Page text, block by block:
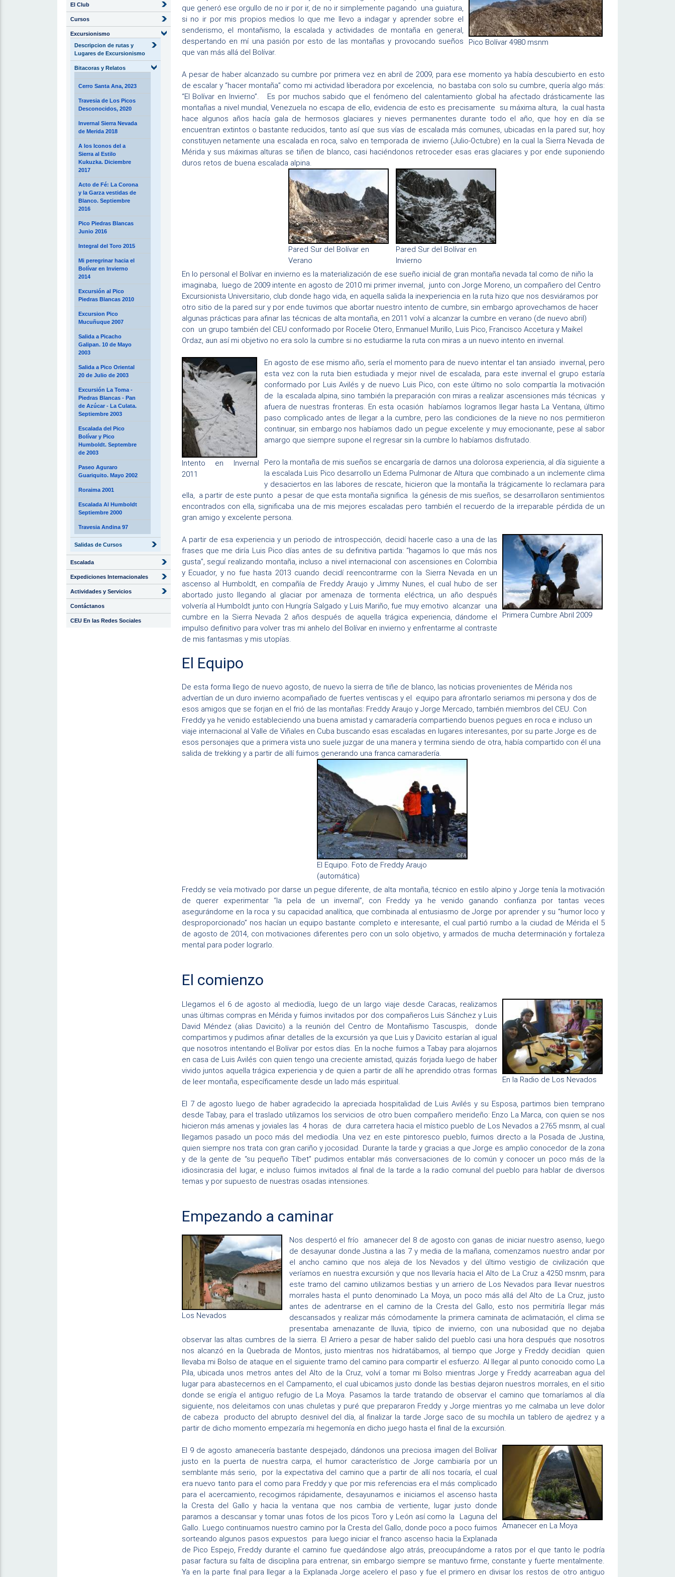
El Club
Cursos
Excursionismo
Descripcion de rutas y
Lugares de Excursionismo
Bitacoras y Relatos
Cerro Santa Ana, 2023
Travesia de Los Picos
Desconocidos, 2020
Invernal Sierra Nevada
de Merida 2018
A los Iconos del a
Sierra al Estilo
Kukuzka. Diciembre
2017
Acto de Fé: La Corona
y la Garza vestidas de
Blanco. Septiembre
2016
Pico Piedras Blancas
Junio 2016
Integral del Toro 2015
Mi peregrinar hacia el
Bolívar en Invierno
2014
Excursión al Pico
Piedras Blancas 2010
Excursion Pico
Mucuñuque 2007
Salida a Picacho
Galipan. 10 de Mayo
2003
Salida a Pico Oriental
20 de Julio de 2003
Excursión La Toma -
Piedras Blancas - Pan
de Azúcar - La Culata.
Septiembre 2003
Escalada del Pico
Bolívar y Pico
Humboldt. Septembre
de 2003
Paseo Aguraro
Guariquito. Mayo 2002
Roraima 2001
Escalada Al Humboldt
Septiembre 2000
Travesia Andina 97
Salidas de Cursos
Escalada
Expediciones Internacionales
Actividades y Servicios
Contáctanos
CEU En las Redes Sociales
Pico Bolívar 4980 msnm
que generó ese orgullo de no ir por ir, de no ir simplemente pagando una guiatura,
si no ir por mis propios medios lo que me llevo a indagar y aprender sobre el
senderismo, el montañismo, la escalada y actividades de montaña en general,
despertando en mí una pasión por esto de las montañas y provocando sueños
que van más allá del Bolívar.
A pesar de haber alcanzado su cumbre por primera vez en abril de 2009, para ese momento ya había descubierto en esto
de escalar y “hacer montaña” como mi actividad liberadora por excelencia, no bastaba con solo su cumbre, quería algo más:
“El Bolívar en Invierno”. Es por muchos sabido que el fenómeno del calentamiento global ha afectado drásticamente las
montañas a nivel mundial, Venezuela no escapa de ello, evidencia de esto es precisamente su máxima altura, la cual hasta
hace algunos años hacía gala de hermosos glaciares y nieves permanentes durante todo el año, que hoy en día se
encuentran extintos o bastante reducidos, tanto así que sus vías de escalada más comunes, ubicadas en la pared sur, hoy
constituyen netamente una escalada en roca, salvo en temporada de invierno (Julio-Octubre) en la cual la Sierra Nevada de
Mérida y sus máximas alturas se tiñen de blanco, casi haciéndonos retroceder esas eras glaciares y por ende suponiendo
duros retos de buena escalada alpina.
Pared Sur del Bolívar en
Verano
Pared Sur del Bolívar en
Invierno
En lo personal el Bolívar en invierno es la materialización de ese sueño inicial de gran montaña nevada tal como de niño la
imaginaba, luego de 2009 intente en agosto de 2010 mi primer invernal, junto con Jorge Moreno, un compañero del Centro
Excursionista Universitario, club donde hago vida, en aquella salida la inexperiencia en la ruta hizo que nos desviáramos por
otro sitio de la pared sur y por ende tuvimos que abortar nuestro intento de cumbre, sin embargo aprovechamos de hacer
algunas prácticas para afinar las técnicas de alta montaña, en 2011 volví a alcanzar la cumbre en verano (de nuevo abril)
con un grupo también del CEU conformado por Rocelie Otero, Enmanuel Murillo, Luis Pico, Francisco Accetura y Maikel
Ordaz, aun así mi objetivo no era solo la cumbre si no estudiarme la ruta con miras a un nuevo intento en invernal.
Intento en Invernal
2011
En agosto de ese mismo año, sería el momento para de nuevo intentar el tan ansiado invernal, pero
esta vez con la ruta bien estudiada y mejor nivel de escalada, para este invernal el grupo estaría
conformado por Luis Avilés y de nuevo Luis Pico, con este último no solo compartía la motivación
de la escalada alpina, sino también la preparación con miras a realizar ascensiones más técnicas y
afuera de nuestras fronteras. En esta ocasión habíamos logramos llegar hasta La Ventana, último
paso complicado antes de llegar a la cumbre, pero las condiciones de la nieve no nos permitieron
continuar, sin embargo nos habíamos dado un pegue excelente y muy emocionante, pese al sabor
amargo que siempre supone el regresar sin la cumbre lo habíamos disfrutado.
Pero la montaña de mis sueños se encargaría de darnos una dolorosa experiencia, al día siguiente a
la escalada Luis Pico desarrollo un Edema Pulmonar de Altura que combinado a un inclemente clima
y desaciertos en las labores de rescate, hicieron que la montaña la trágicamente lo reclamara para
ella, a partir de este punto a pesar de que esta montaña significa la génesis de mis sueños, se desarrollaron sentimientos
encontrados con ella, significaba una de mis mejores escaladas pero también el recuerdo de la irreparable pérdida de un
gran amigo y excelente persona.
Primera Cumbre Abril 2009
A partir de esa experiencia y un periodo de introspección, decidí hacerle caso a una de las
frases que me diría Luis Pico días antes de su definitiva partida: “hagamos lo que más nos
gusta”, seguí realizando montaña, incluso a nivel internacional con ascensiones en Colombia
y Ecuador, y no fue hasta 2013 cuando decidí reencontrarme con la Sierra Nevada en un
ascenso al Humboldt, en compañía de Freddy Araujo y Jimmy Nunes, el cual hubo de ser
abortado justo llegando al glaciar por amenaza de tormenta eléctrica, un año después
volvería al Humboldt junto con Hungría Salgado y Luis Mariño, fue muy emotivo alcanzar una
cumbre en la Sierra Nevada 2 años después de aquella trágica experiencia, dándome el
impulso definitivo para volver tras mi anhelo del Bolívar en invierno y enfrentarme al contraste
de mis fantasmas y mis utopías.
El Equipo
De esta forma llego de nuevo agosto, de nuevo la sierra de tiñe de blanco, las noticias provenientes de Mérida nos
advertían de un duro invierno acompañado de fuertes ventiscas y el equipo para afrontarlo seriamos mi persona y dos de
esos amigos que se forjan en el frió de las montañas: Freddy Araujo y Jorge Mercado, también miembros del CEU. Con
Freddy ya he venido estableciendo una buena amistad y camaradería compartiendo buenos pegues en roca e incluso un
viaje internacional al Valle de Viñales en Cuba buscando esas escaladas en lugares interesantes, por su parte Jorge es de
esos personajes que a primera vista uno suele juzgar de una manera y termina siendo de otra, había compartido con él una
salida de trekking y a partir de allí fuimos generando una franca camaradería.
El Equipo. Foto de Freddy Araujo
(automática)
Freddy se veía motivado por darse un pegue diferente, de alta montaña, técnico en estilo alpino y Jorge tenía la motivación
de querer experimentar “la pela de un invernal”, con Freddy ya he venido ganando confianza por tantas veces
asegurándome en la roca y su capacidad analítica, que combinada al entusiasmo de Jorge por aprender y su “humor loco y
desproporcionado” nos hacían un equipo bastante completo e interesante, el cual partió rumbo a la ciudad de Mérida el 5
de agosto de 2014, con motivaciones diferentes pero con un solo objetivo, y armados de mucha determinación y fortaleza
mental para poder lograrlo.
El comienzo
En la Radio de Los Nevados
Llegamos el 6 de agosto al mediodía, luego de un largo viaje desde Caracas, realizamos
unas últimas compras en Mérida y fuimos invitados por dos compañeros Luis Sánchez y Luis
David Méndez (alias Davicito) a la reunión del Centro de Montañismo Tascuspis, donde
compartimos y pudimos afinar detalles de la excursión ya que Luis y Davicito estarían al igual
que nosotros intentando el Bolívar por estos días. En la noche fuimos a Tabay para alojarnos
en casa de Luis Avilés con quien tengo una creciente amistad, quizás forjada luego de haber
vivido juntos aquella trágica experiencia y de quien a partir de allí he aprendido otras formas
de leer montaña, específicamente desde un lado más espiritual.
El 7 de agosto luego de haber agradecido la apreciada hospitalidad de Luis Avilés y su Esposa, partimos bien temprano
desde Tabay, para el traslado utilizamos los servicios de otro buen compañero merideño: Enzo La Marca, con quien se nos
hicieron más amenas y joviales las 4 horas de dura carretera hacia el místico pueblo de Los Nevados a 2765 msnm, al cual
llegamos pasado un poco más del mediodía. Una vez en este pintoresco pueblo, fuimos directo a la Posada de Justina,
quien siempre nos trata con gran cariño y jocosidad. Durante la tarde y gracias a que Jorge es amplio conocedor de la zona
y de la gente de “su pequeño Tíbet” pudimos entablar más conversaciones de lo común y conocer un poco más de la
idiosincrasia del lugar, e incluso fuimos invitados al final de la tarde a la radio comunal del pueblo para hablar de diversos
temas y por supuesto de nuestras osadas intensiones.
Empezando a caminar
Los Nevados
Nos despertó el frío amanecer del 8 de agosto con ganas de iniciar nuestro asenso, luego
de desayunar donde Justina a las 7 y media de la mañana, comenzamos nuestro andar por
el ancho camino que nos aleja de los Nevados y del último vestigio de civilización que
veríamos en nuestra excursión y que nos llevaría hacia el Alto de La Cruz a 4250 msnm, para
este tramo del camino utilizamos bestias y un arriero de Los Nevados para llevar nuestros
morrales hasta el punto denominado La Moya, un poco más allá del Alto de La Cruz, justo
antes de adentrarse en el camino de la Cresta del Gallo, esto nos permitiría llegar más
descansados y realizar más cómodamente la primera caminata de aclimatación, el clima se
presentaba amenazante de lluvia, típico de invierno, con una nubosidad que no dejaba
observar las altas cumbres de la sierra. El Arriero a pesar de haber salido del pueblo casi una hora después que nosotros
nos alcanzó en la Quebrada de Montos, justo mientras nos hidratábamos, al tiempo que Jorge y Freddy decidían quien
llevaba mi Bolso de ataque en el siguiente tramo del camino para compartir el esfuerzo. Al llegar al punto conocido como La
Pila, ubicada unos metros antes del Alto de la Cruz, volví a tomar mi Bolso mientras Jorge y Freddy acarreaban agua del
lugar para abastecernos en el Campamento, el cual ubicamos justo donde las bestias dejaron nuestros morrales, en el sitio
donde se erigía el antiguo refugio de La Moya. Pasamos la tarde tratando de observar el camino que tomaríamos al día
siguiente, nos deleitamos con unas chuletas y puré que prepararon Freddy y Jorge mientras yo me calmaba un leve dolor
de cabeza producto del abrupto desnivel del día, al finalizar la tarde Jorge saco de su mochila un tablero de ajedrez y a
partir de dicho momento empezaría mi hegemonía en dicho juego hasta el final de la excursión.
Amanecer en La Moya
El 9 de agosto amanecería bastante despejado, dándonos una preciosa imagen del Bolívar
justo en la puerta de nuestra carpa, el humor característico de Jorge cambiaría por un
semblante más serio, por la expectativa del camino que a partir de allí nos tocaría, el cual
era nuevo tanto para el como para Freddy y que por mis referencias era el más complicado
para el acercamiento, recogimos rápidamente, desayunamos e iniciamos el ascenso hasta
la Cresta del Gallo y hacia la ventana que nos cambia de vertiente, lugar justo donde
paramos a descansar y tomar unas fotos de los picos Toro y León así como la Laguna del
Gallo. Luego continuamos nuestro camino por la Cresta del Gallo, donde poco a poco fuimos
sorteando algunos pasos expuestos para luego iniciar el franco ascenso hacia la Explanada
de Pico Espejo, Freddy durante el camino fue quedándose algo atrás, preocupándome a ratos por el que tanto le podría
pasar factura su falta de disciplina para entrenar, sin embargo siempre se mantuvo firme, constante y fuerte mentalmente.
Ya en la parte final para llegar a la Explanada Jorge acelero el paso y fue el primero en divisar los restos de otro antiguo